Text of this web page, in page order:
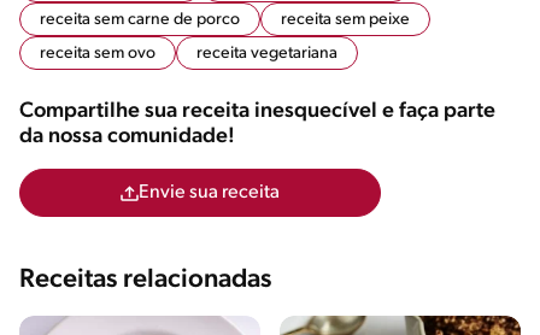
receita sem carne de porco
receita sem peixe
receita sem ovo
receita vegetariana
Compartilhe sua receita inesquecível e faça parte
da nossa comunidade!
Envie sua receita
Receitas relacionadas